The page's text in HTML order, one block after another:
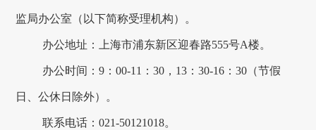
监局办公室（以下简称受理机构）。
办公地址：上海市浦东新区迎春路555号A楼。
办公时间： 9： 00-11 ： 30， 13： 30-16： 30（节假
日、公休日除外）。
联系电话： 021-50121018。